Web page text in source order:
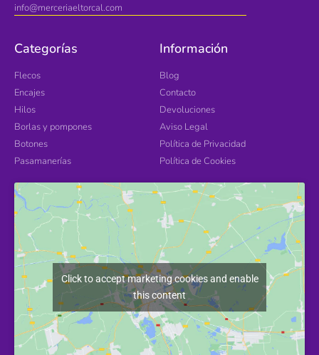
info@merceriaeltorcal.com
Categorías
Flecos
Encajes
Hilos
Borlas y pompones
Botones
Pasamanerías
Información
Blog
Contacto
Devoluciones
Aviso Legal
Política de Privacidad
Política de Cookies
Click to accept marketing cookies and enable
this content